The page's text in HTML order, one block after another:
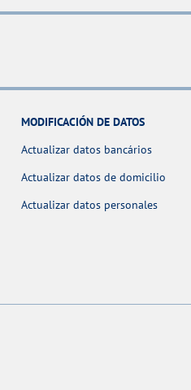
MODIFICACIÓN DE DATOS
Actualizar datos bancários
Actualizar datos de domicilio
Actualizar datos personales